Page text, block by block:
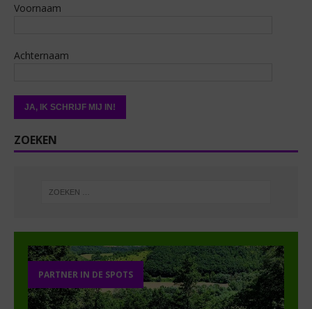
Voornaam
Achternaam
ZOEKEN
PARTNER IN DE SPOTS